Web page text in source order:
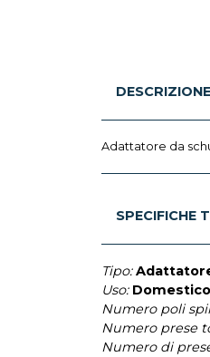
DESCRIZIONE
Adattatore da
SPECIFICHE
Tipo:
Uso: Domestico
Numero poli
Numero prese
Numero di